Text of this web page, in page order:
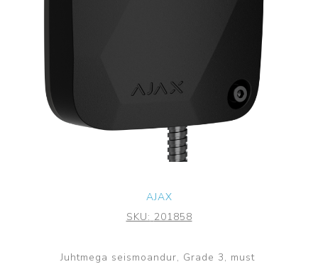
AJAX
SKU: 201858
Juhtmega seismoandur, Grade 3, must